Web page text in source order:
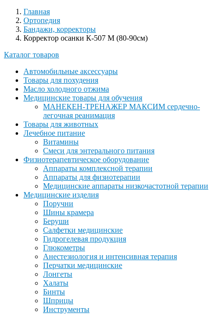
Главная
Ортопедия
Бандажи, корректоры
Корректор осанки К-507 М (80-90см)
Каталог товаров
Автомобильные аксессуары
Товары для похудения
Масло холодного отжима
Медицинские товары для обучения
МАНЕКЕН-ТРЕНАЖЕР МАКСИМ сердечно-
легочная реанимация
Товары для животных
Лечебное питание
Витамины
Смеси для энтерального питания
Физиотерапевтическое оборудование
Аппараты комплексной терапии
Аппараты для физиотерапии
Медицинские аппараты низкочастотной терапии
Медицинские изделия
Поручни
Шины крамера
Беруши
Салфетки медицинские
Гидрогелевая продукция
Глюкометры
Анестезиология и интенсивная терапия
Перчатки медицинские
Лонгеты
Халаты
Бинты
Шприцы
Инструменты